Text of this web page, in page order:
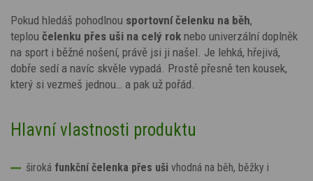
Pokud hledáš pohodlnou sportovní čelenku na běh,
teplou čelenku přes uši na celý rok nebo univerzální doplněk
na sport i běžné nošení, právě jsi ji našel. Je lehká, hřejivá,
dobře sedí a navíc skvěle vypadá. Prostě přesně ten kousek,
který si vezmeš jednou… a pak už pořád.
Hlavní vlastnosti produktu
široká funkční čelenka přes uši vhodná na běh, běžky i